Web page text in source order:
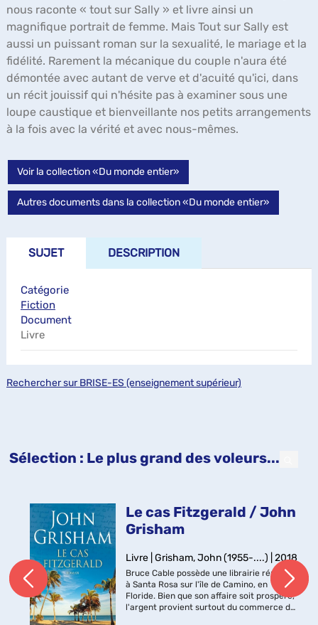
nous raconte « tout sur Sally » et livre ainsi un
magnifique portrait de femme. Mais Tout sur Sally est
aussi un puissant roman sur la sexualité, le mariage et la
fidélité. Rarement la mécanique du couple n'aura été
démontée avec autant de verve et d'acuité qu'ici, dans
un récit jouissif qui n'hésite pas à examiner sous une
loupe caustique et bienveillante nos petits arrangements
à la fois avec la vérité et avec nous-mêmes.
Voir la collection «Du monde entier»
Autres documents dans la collection «Du monde entier»
SUJET DESCRIPTION
Catégorie
Fiction
Document
Livre
Rechercher sur BRISE-ES (enseignement supérieur)
Sélection : Le plus grand des voleurs...
Le cas Fitzgerald / John
Grisham
Livre | Grisham, John (1955-....) | 2018
Bruce Cable possède une librairie réputée
à Santa Rosa sur l'île de Camino, en
Floride. Bien que son affaire soit prospère,
l'argent provient surtout du commerce de